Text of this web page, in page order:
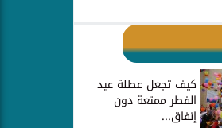
كيف تجعل عطلة عيد
الفطر ممتعة دون
إنفاق...